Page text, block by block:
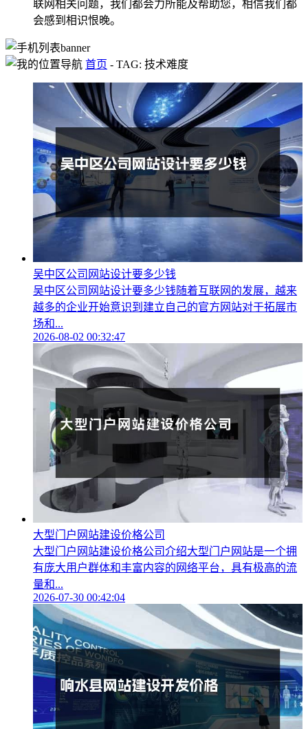
联网相关问题，我们都会力所能及帮助您，相信我们都
会感到相识恨晚。
首页 - TAG: 技术难度
吴中区公司网站设计要多少钱
吴中区公司网站设计要多少钱随着互联网的发展，越来
越多的企业开始意识到建立自己的官方网站对于拓展市
场和...
2026-08-02 00:32:47
大型门户网站建设价格公司
大型门户网站建设价格公司介绍大型门户网站是一个拥
有庞大用户群体和丰富内容的网络平台，具有极高的流
量和...
2026-07-30 00:42:04